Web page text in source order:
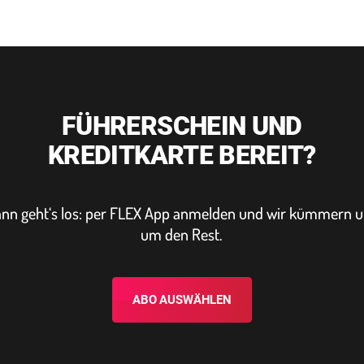
FÜHRERSCHEIN UND
KREDITKARTE BEREIT?
geht‘s los: per FLEX App anmelden und wir kümmern
um den Rest.
ABO AUSWÄHLEN